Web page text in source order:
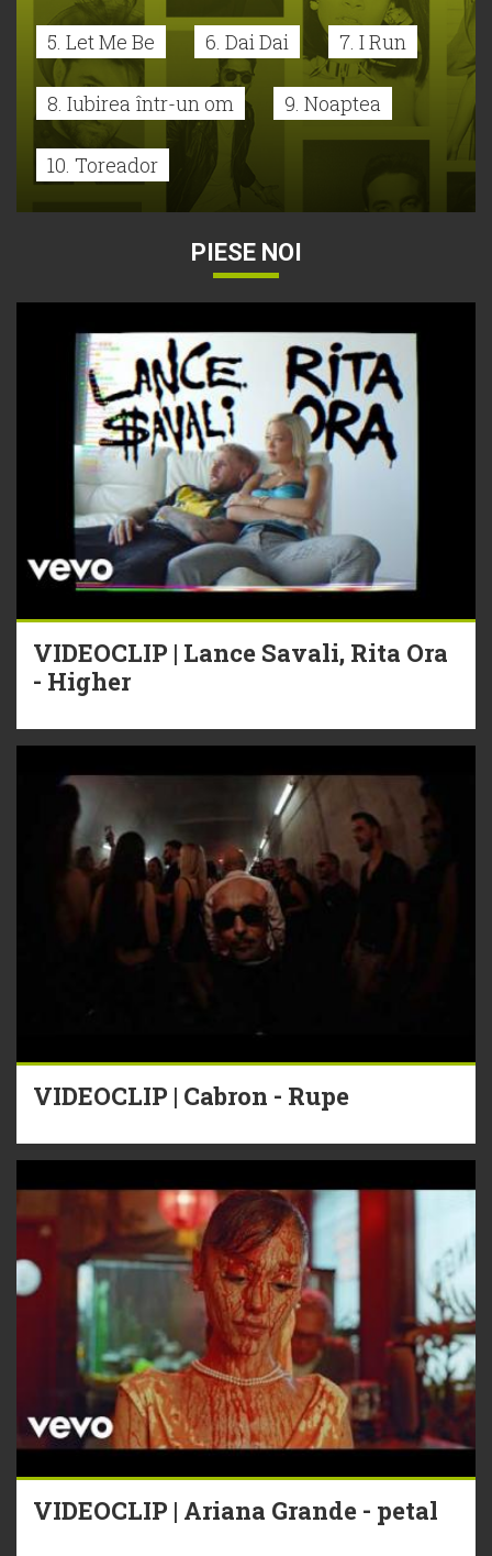
5. Let Me Be 6. Dai Dai 7. I Run
8. Iubirea într-un om 9. Noaptea
10. Toreador
PIESE NOI
VIDEOCLIP | Lance Savali, Rita Ora
- Higher
VIDEOCLIP | Cabron - Rupe
VIDEOCLIP | Ariana Grande - petal